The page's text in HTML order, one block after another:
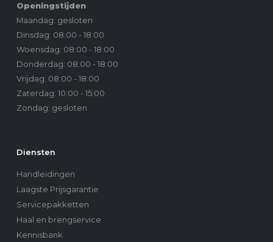
Openingstijden
Maandag: gesloten
Dinsdag: 08:00 - 18:00
Woensdag: 08:00 - 18:00
Donderdag: 08:00 - 18:00
Vrijdag: 08:00 - 18:00
Zaterdag: 10:00 - 15:00
Zondag: gesloten
Diensten
Handleidingen
Laagste Prijsgarantie
Servicepakketten
Haal en brengservice
Kennisbank